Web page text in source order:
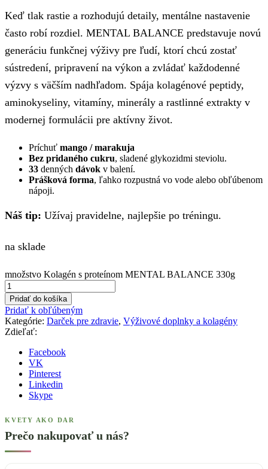
Keď tlak rastie a rozhodujú detaily, mentálne nastavenie
často robí rozdiel. MENTAL BALANCE predstavuje novú
generáciu funkčnej výživy pre ľudí, ktorí chcú zostať
sústredení, pripravení na výkon a zvládať každodenné
výzvy s väčším nadhľadom. Spája kolagénové peptidy,
aminokyseliny, vitamíny, minerály a rastlinné extrakty v
modernej formulácii pre aktívny život.
Príchuť mango / marakuja
Bez pridaného cukru, sladené glykozidmi steviolu.
33 denných dávok v balení.
Prášková forma, ľahko rozpustná vo vode alebo obľúbenom
nápoji.
Náš tip: Užívaj pravidelne, najlepšie po tréningu.
na sklade
množstvo Kolagén s proteínom MENTAL BALANCE 330g
Pridať do košíka
Pridať k obľúbeným
Kategórie: Darček pre zdravie, Výživové doplnky a kolagény
Zdieľať:
Facebook
VK
Pinterest
Linkedin
Skype
KVETY AKO DAR
Prečo nakupovať u nás?